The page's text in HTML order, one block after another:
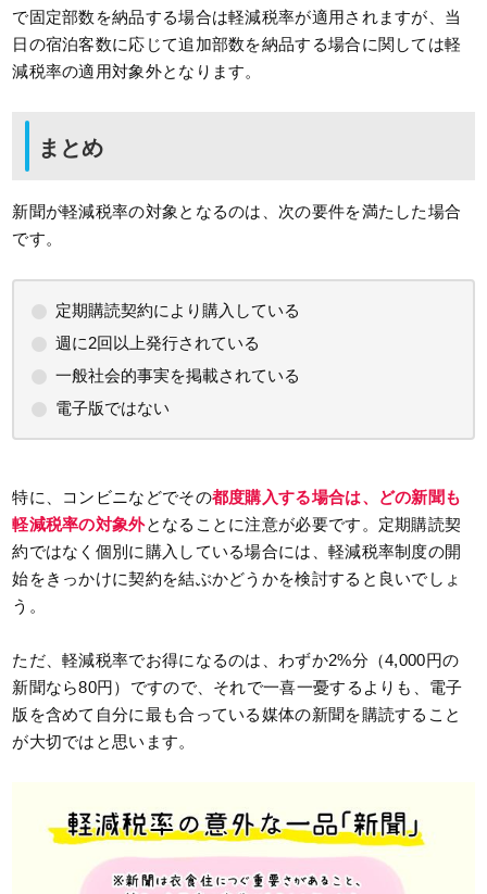
で固定部数を納品する場合は軽減税率が適用されますが、当
日の宿泊客数に応じて追加部数を納品する場合に関しては軽
減税率の適用対象外となります。
まとめ
新聞が軽減税率の対象となるのは、次の要件を満たした場合
です。
定期購読契約により購入している
週に2回以上発行されている
一般社会的事実を掲載されている
電子版ではない
特に、コンビニなどでその都度購入する場合は、どの新聞も
軽減税率の対象外となることに注意が必要です。定期購読契
約ではなく個別に購入している場合には、軽減税率制度の開
始をきっかけに契約を結ぶかどうかを検討すると良いでしょ
う。
ただ、軽減税率でお得になるのは、わずか2%分（4,000円の
新聞なら80円）ですので、それで一喜一憂するよりも、電子
版を含めて自分に最も合っている媒体の新聞を購読すること
が大切ではと思います。